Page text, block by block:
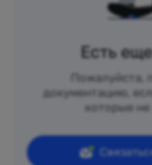
Есть
Пожалуйста,
документацию,
которые